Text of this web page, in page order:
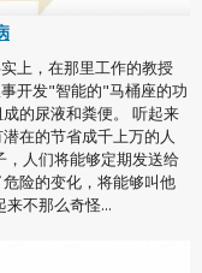
上，在那里工作的教授
开发"智能的"马桶座的功
的尿液和粪便。 听起来
在的节省成千上万的人
，人们将能够定期发送给
险的变化，将能够叫他
不那么奇怪...